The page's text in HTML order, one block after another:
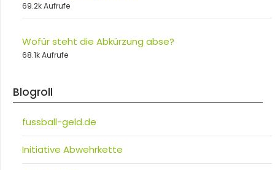
69.2k Aufrufe
Wofür steht die Abkürzung abse?
68.1k Aufrufe
Blogroll
fussball-geld.de
Initiative Abwehrkette